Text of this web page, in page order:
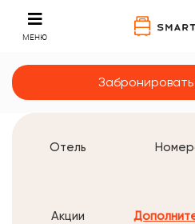
МЕНЮ
Отель
Акции